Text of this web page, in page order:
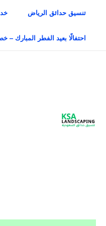
المحتوى
تنسيق حدائق الرياض
احتفالًا بعيد الفطر المبارك – خصومات تصل